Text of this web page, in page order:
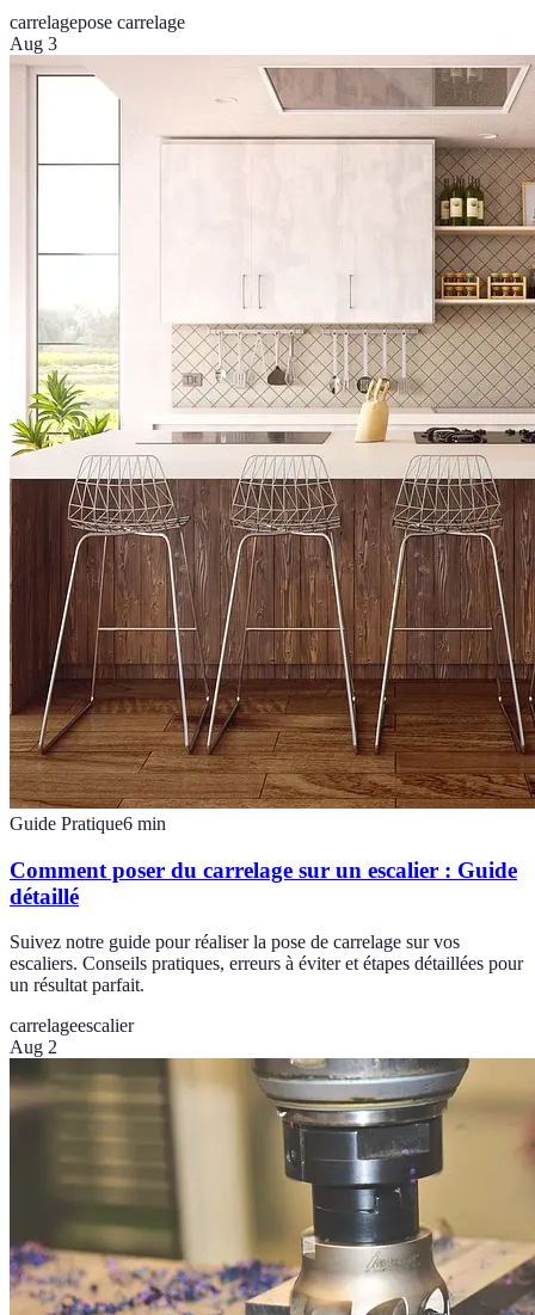
carrelagepose carrelage
Aug 3
Guide Pratique6 min
Comment poser du carrelage sur un escalier : Guide
détaillé
Suivez notre guide pour réaliser la pose de carrelage sur vos
escaliers. Conseils pratiques, erreurs à éviter et étapes détaillées pour
un résultat parfait.
carrelageescalier
Aug 2